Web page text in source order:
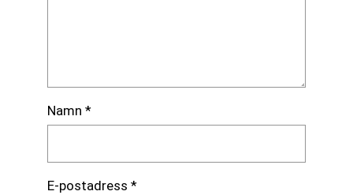
Namn *
E-postadress *